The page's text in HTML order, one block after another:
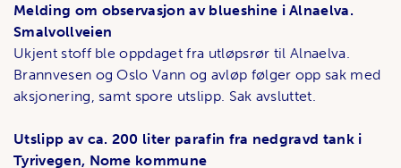
Melding om observasjon av blueshine i Alnaelva.
Smalvollveien
Ukjent stoff ble oppdaget fra utløpsrør til Alnaelva.
Brannvesen og Oslo Vann og avløp følger opp sak med
aksjonering, samt spore utslipp. Sak avsluttet.
Utslipp av ca. 200 liter parafin fra nedgravd tank i
Tyrivegen, Nome kommune